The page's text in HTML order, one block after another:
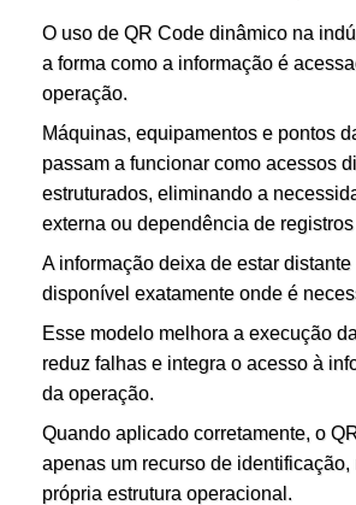
O uso de QR Code dinâmico na
a forma como a informação é
operação.
Máquinas, equipamentos e pontos
passam a funcionar como acessos
estruturados, eliminando a
externa ou dependência de
A informação deixa de estar
disponível exatamente onde é
Esse modelo melhora a execução
reduz falhas e integra o acesso à
da operação.
Quando aplicado corretamente, o
apenas um recurso de identificação,
própria estrutura operacional.